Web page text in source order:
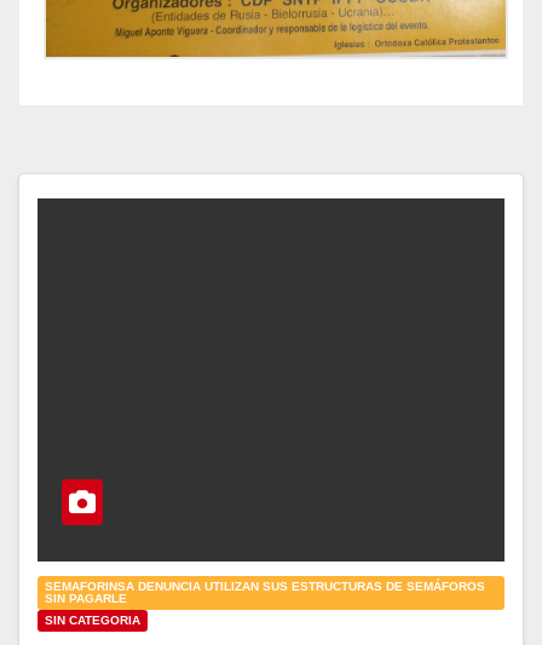
SEMAFORINSA DENUNCIA UTILIZAN SUS ESTRUCTURAS DE SEMÁFOROS
SIN PAGARLE
SIN CATEGORIA